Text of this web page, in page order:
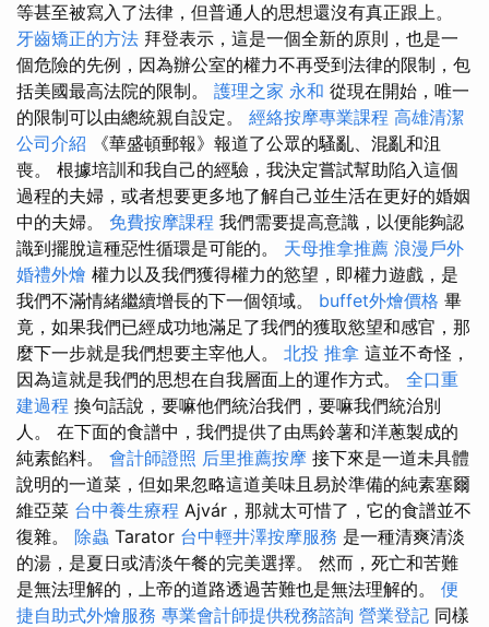
等甚至被寫入了法律，但普通人的思想還沒有真正跟上。
牙齒矯正的方法 拜登表示，這是一個全新的原則，也是一
個危險的先例，因為辦公室的權力不再受到法律的限制，包
括美國最高法院的限制。 護理之家 永和 從現在開始，唯一
的限制可以由總統親自設定。 經絡按摩專業課程 高雄清潔
公司介紹 《華盛頓郵報》報道了公眾的騷亂、混亂和沮
喪。 根據培訓和我自己的經驗，我決定嘗試幫助陷入這個
過程的夫婦，或者想要更多地了解自己並生活在更好的婚姻
中的夫婦。 免費按摩課程 我們需要提高意識，以便能夠認
識到擺脫這種惡性循環是可能的。 天母推拿推薦 浪漫戶外
婚禮外燴 權力以及我們獲得權力的慾望，即權力遊戲，是
我們不滿情緒繼續增長的下一個領域。 buffet外燴價格 畢
竟，如果我們已經成功地滿足了我們的獲取慾望和感官，那
麼下一步就是我們想要主宰他人。 北投 推拿 這並不奇怪，
因為這就是我們的思想在自我層面上的運作方式。 全口重
建過程 換句話說，要嘛他們統治我們，要嘛我們統治別
人。 在下面的食譜中，我們提供了由馬鈴薯和洋蔥製成的
純素餡料。 會計師證照 后里推薦按摩 接下來是一道未具體
說明的一道菜，但如果忽略這道美味且易於準備的純素塞爾
維亞菜 台中養生療程 Ajvár，那就太可惜了，它的食譜並不
復雜。 除蟲 Tarator 台中輕井澤按摩服務 是一種清爽清淡
的湯，是夏日或清淡午餐的完美選擇。 然而，死亡和苦難
是無法理解的，上帝的道路透過苦難也是無法理解的。 便
捷自助式外燴服務 專業會計師提供稅務諮詢 營業登記 同樣